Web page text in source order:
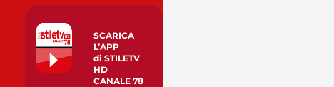
SCARICA
L’APP
di STILETV
HD
CANALE 78